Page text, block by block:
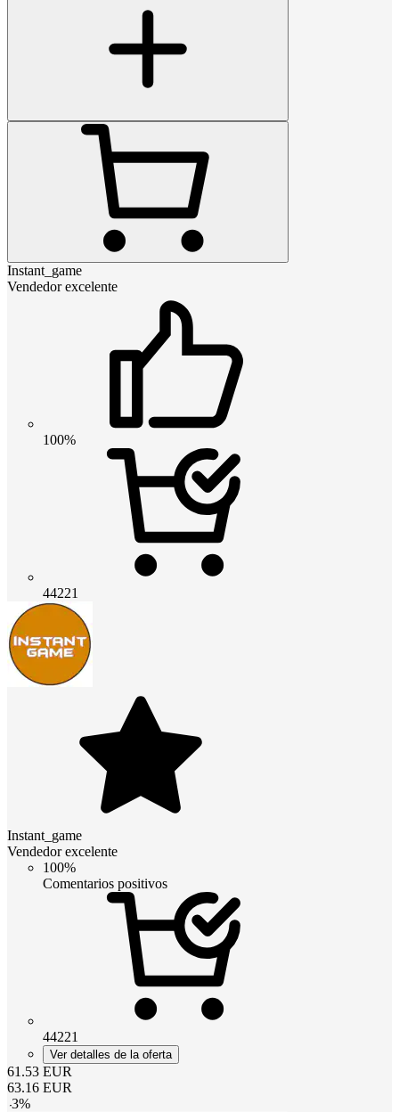
Instant_game
Vendedor excelente
100%
44221
Instant_game
Vendedor excelente
100%
Comentarios positivos
44221
Ver detalles de la oferta
61.53 EUR
63.16 EUR
-3%